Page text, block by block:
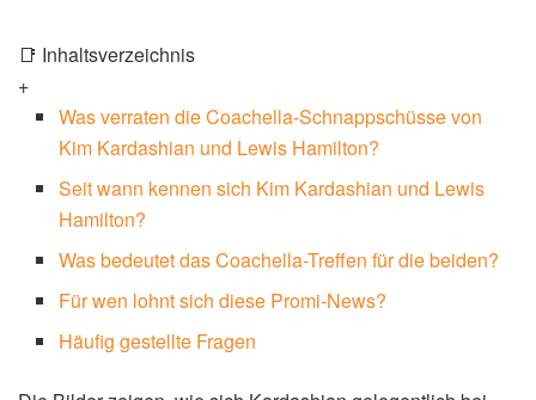
📑 Inhaltsverzeichnis
+
Was verraten die Coachella-Schnappschüsse von
Kim Kardashian und Lewis Hamilton?
Seit wann kennen sich Kim Kardashian und Lewis
Hamilton?
Was bedeutet das Coachella-Treffen für die beiden?
Für wen lohnt sich diese Promi-News?
Häufig gestellte Fragen